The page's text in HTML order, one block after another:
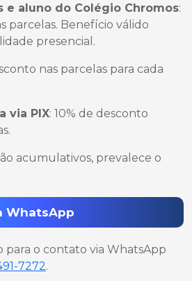
e aluno do Colégio Chromos:
parcelas. Benefício válido
presencial.
nas parcelas para cada
via PIX: 10% de desconto
acumulativos, prevalece o
WhatsApp
para o contato via WhatsApp
7272.